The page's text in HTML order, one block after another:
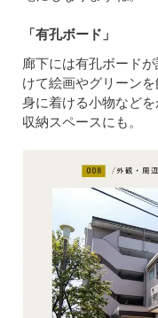
「有孔ボード」
廊下には有孔ボード
けて絵画やグリーン
身に着ける小物など
収納スペースにも。